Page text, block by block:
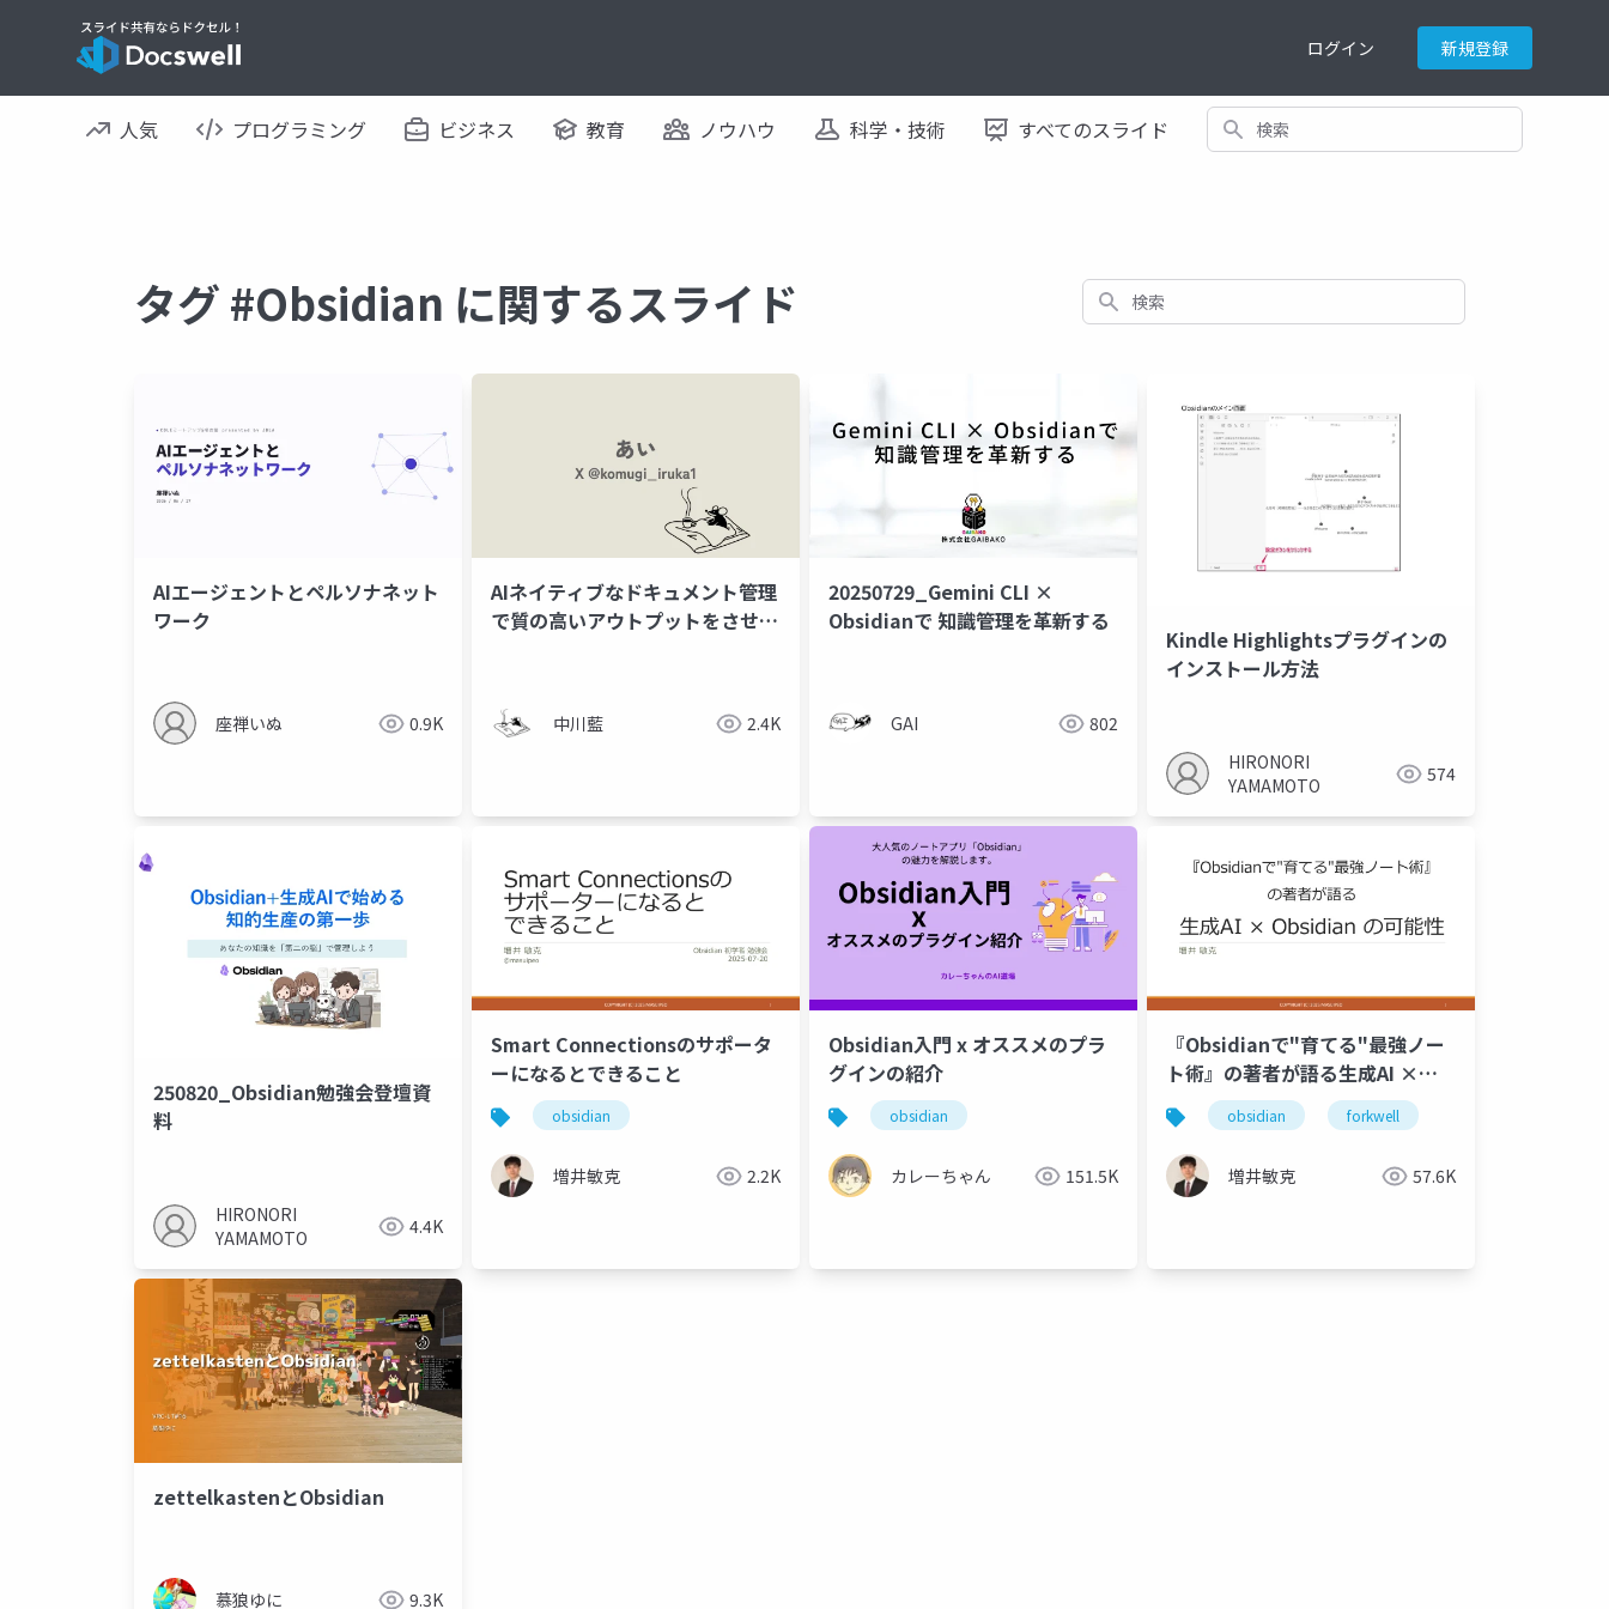
ログイン 新規登録
人気 プログラミング ビジネス 教育 ノウハウ 科学・技術 すべてのスライド 検索
タグ #Obsidian に関するスライド 検索
AIエージェントとペルソナネット
ワーク
座禅いぬ 0.9K
AIネイティブなドキュメント管理
で質の高いアウトプットをさせよ
中川藍 2.4K
20250729_Gemini CLI ×
Obsidianで 知識管理を革新する
GAI 802
Kindle Highlightsプラグインの
インストール方法
HIRONORI
YAMAMOTO
574
250820_Obsidian勉強会登壇資
料
HIRONORI
YAMAMOTO
4.4K
Smart Connectionsのサポータ
ーになるとできること
obsidian
増井敏克 2.2K
Obsidian入門 x オススメのプラ
グインの紹介
obsidian
カレーちゃん 151.5K
『Obsidianで"育てる"最強ノー
ト術』の著者が語る生成AI ×
Obsidian の可能性
obsidian forkwell
増井敏克 57.6K
zettelkastenとObsidian
慕狼ゆに 9.3K